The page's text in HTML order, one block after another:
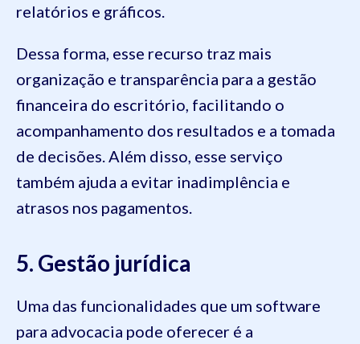
relatórios e gráficos.
Dessa forma, esse recurso traz mais
organização e transparência para a gestão
financeira do escritório, facilitando o
acompanhamento dos resultados e a tomada
de decisões. Além disso, esse serviço
também ajuda a evitar inadimplência e
atrasos nos pagamentos.
5. Gestão jurídica
Uma das funcionalidades que um software
para advocacia pode oferecer é a